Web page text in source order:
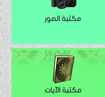
مكتبة الصور
مكتبة الآيات